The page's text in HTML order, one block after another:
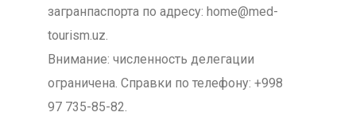
загранпаспорта по адресу: home@med-
tourism.uz.
Внимание: численность делегации
ограничена. Справки по телефону: +998
97 735-85-82.